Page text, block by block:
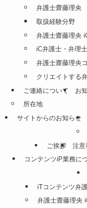
弁護士齋藤理央
取扱経験分野
弁護士齋藤理央
iC弁護士・弁理
弁護士齋藤理央
クリエイトする
ご連絡について
所在地
お
サイトからのお知らせ
ご挨拶
注意
コンテンツiP業務に
iTコンテンツ弁
弁護士齋藤理央